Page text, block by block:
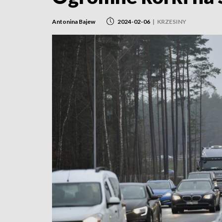
Antonina Bajew 2024-02-06 | KRZESINY